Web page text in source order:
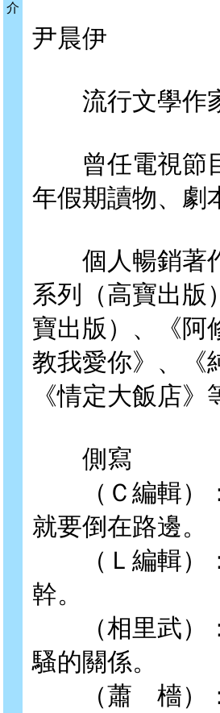
介
尹晨伊
流行文學作
曾任電視節目
年假期讀物、劇
個人暢銷著作
系列（高寶出版
寶出版）、《阿
教我愛你》、《
《情定大飯店》
側寫
（Ｃ編輯）：
就要倒在路邊。
（Ｌ編輯）：
幹。
（相里武）：
騷的關係。
（蕭 檣）：